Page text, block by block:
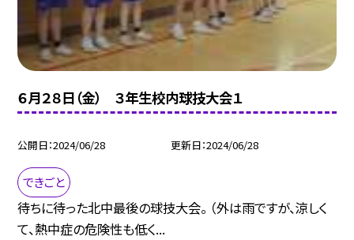
６月２８日（金） ３年生校内球技大会１
公開日 2024/06/28 更新日 2024/06/28
できごと
待ちに待った北中最後の球技大会。 （外は雨ですが、涼しく
て、熱中症の危険性も低く...